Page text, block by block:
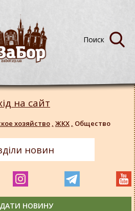
на сайт
хозяйство , ЖКХ , Общество
новин
НОВИНУ